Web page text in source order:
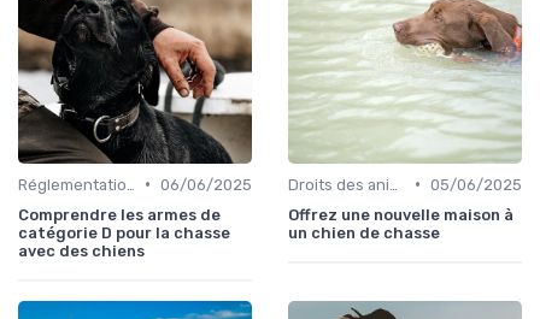
• 06/06/2025
Comprendre les armes de
catégorie D pour la chasse
avec des chiens
• 05/06/2025
Offrez une nouvelle maison à
un chien de chasse